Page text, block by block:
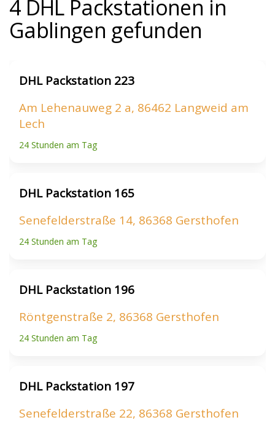
p
p
n
4 DHL Packstationen in
Gablingen gefunden
DHL Packstation 223
Am Lehenauweg 2 a, 86462 Langweid am
Lech
24 Stunden am Tag
DHL Packstation 165
Senefelderstraße 14, 86368 Gersthofen
24 Stunden am Tag
DHL Packstation 196
Röntgenstraße 2, 86368 Gersthofen
24 Stunden am Tag
DHL Packstation 197
Senefelderstraße 22, 86368 Gersthofen